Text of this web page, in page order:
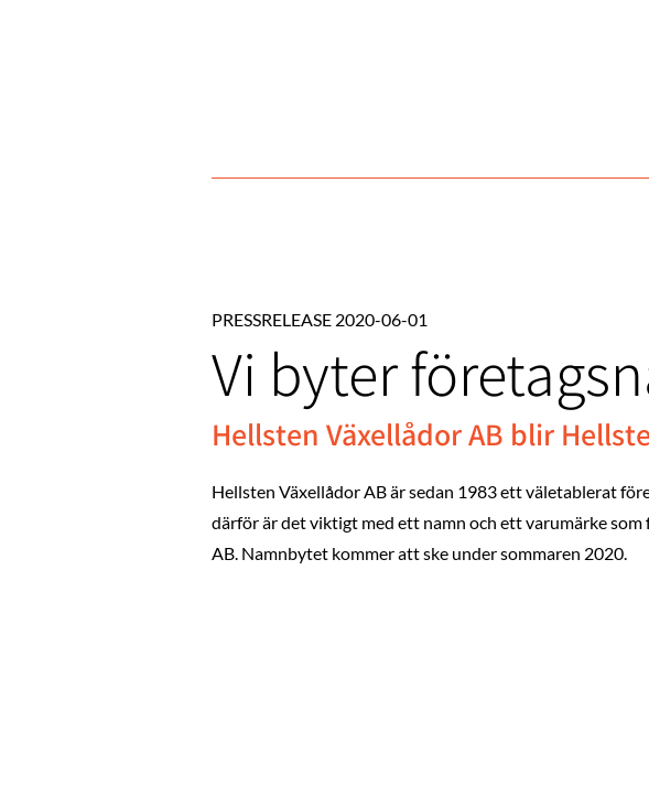
PRESSRELEASE 2020-06-01
Vi byter
Hellsten Växellådor AB blir
Hellsten Växellådor AB är sedan 1983 ett väletablerat
därför är det viktigt med ett namn och ett varumärke
AB. Namnbytet kommer att ske under sommaren 2020.